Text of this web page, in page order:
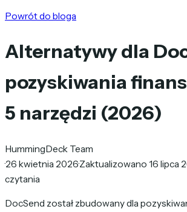
Powrót do bloga
Alternatywy dla
pozyskiwania
5 narzędzi (2026)
HummingDeck Team
·26 kwietnia 2026·Zaktualizowano 16 lipca
czytania
DocSend został zbudowany dla